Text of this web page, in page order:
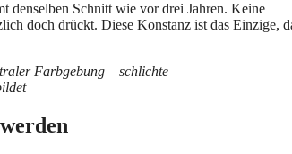
denselben Schnitt wie vor drei Jahren. Keine
doch drückt. Diese Konstanz ist das Einzige,